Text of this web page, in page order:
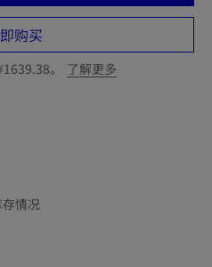
购买
。 了解更多
情况